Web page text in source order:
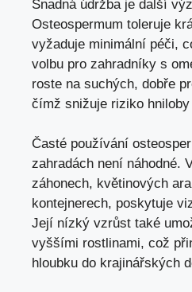
Snadná údržba je další
Osteospermum toleruje
vyžaduje minimální péči,
volbu pro zahradníky s
roste na suchých, dobře
čímž snižuje riziko hniloby
Časté používání
zahradách není náhodné.
záhonech, květinových
kontejnerech, poskytuje
Její nízký vzrůst také
vyššími rostlinami, což
hloubku do krajinářských